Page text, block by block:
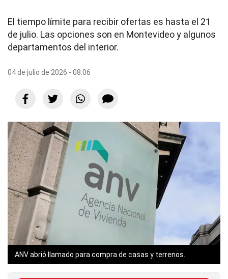
El tiempo límite para recibir ofertas es hasta el 21
de julio. Las opciones son en Montevideo y algunos
departamentos del interior.
04 de julio de 2026 - 08:06
ANV abrió llamado para compra de casas y terrenos.